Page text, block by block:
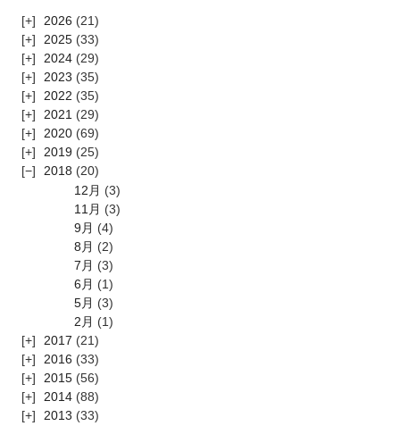
2026 (21)
2025 (33)
2024 (29)
2023 (35)
2022 (35)
2021 (29)
2020 (69)
2019 (25)
2018 (20)
12月 (3)
11月 (3)
9月 (4)
8月 (2)
7月 (3)
6月 (1)
5月 (3)
2月 (1)
2017 (21)
2016 (33)
2015 (56)
2014 (88)
2013 (33)